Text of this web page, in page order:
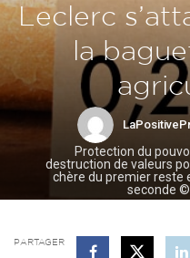
Leclerc
la
Protection du
destruction de valeurs
chère du premier reste
seconde
PARTAGER